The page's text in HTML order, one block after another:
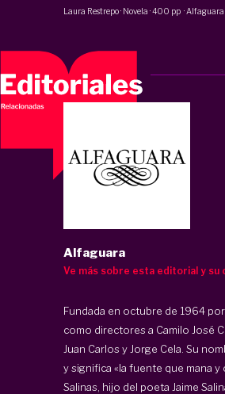
Laura Restrepo· Novela ·400 pp · Alfaguara
Alfaguara
Ve más sobre esta editorial y su
Fundada en octubre de 1964
como directores a Camilo José
Juan Carlos y Jorge Cela. Su
y significa «la fuente que mana y
Salinas, hijo del poeta Jaime